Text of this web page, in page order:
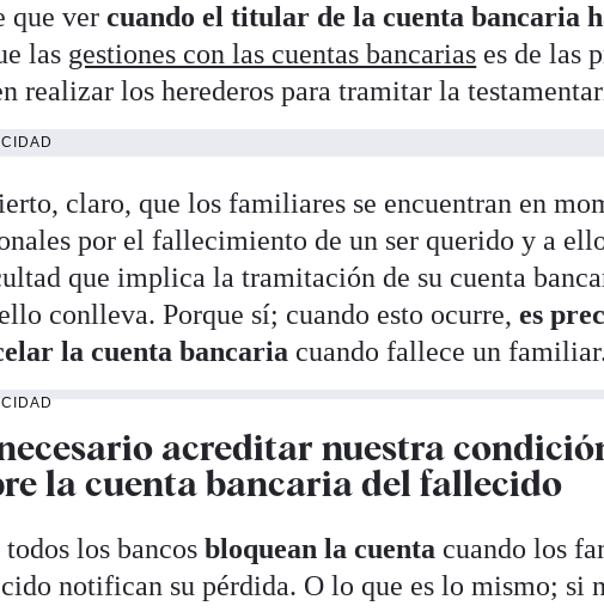
que vercuando el titular de la cuenta bancaria
las gestiones con las cuentas bancarias es de las
realizar los herederos para tramitar la
claro, que los familiares se encuentran en
por el fallecimiento de un ser querido y a
que implica la tramitación de su cuenta
conlleva. Porque sí; cuando esto ocurre,es
la cuenta bancaria cuando fallece un
acreditar nuestra
la cuenta bancaria del fallecido
todos los bancosbloquean la cuenta cuando los
notifican su pérdida. O lo que es lo mismo; si